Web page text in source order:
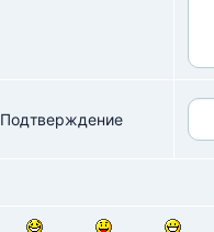
Подтверждение